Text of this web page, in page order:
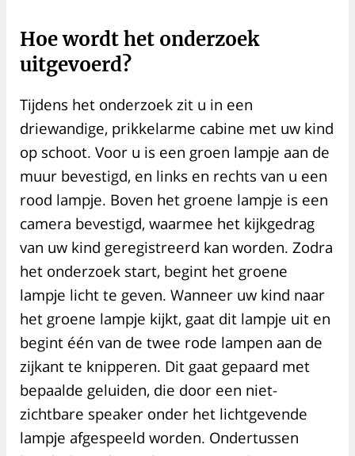
Hoe wordt het onderzoek
uitgevoerd?
Tijdens het onderzoek zit u in een
driewandige, prikkelarme cabine met uw kind
op schoot. Voor u is een groen lampje aan de
muur bevestigd, en links en rechts van u een
rood lampje. Boven het groene lampje is een
camera bevestigd, waarmee het kijkgedrag
van uw kind geregistreerd kan worden. Zodra
het onderzoek start, begint het groene
lampje licht te geven. Wanneer uw kind naar
het groene lampje kijkt, gaat dit lampje uit en
begint één van de twee rode lampen aan de
zijkant te knipperen. Dit gaat gepaard met
bepaalde geluiden, die door een niet-
zichtbare speaker onder het lichtgevende
lampje afgespeeld worden. Ondertussen